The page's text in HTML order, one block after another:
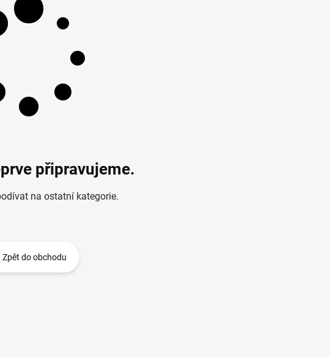
připravujeme.
na ostatní kategorie.
Zpět do obchodu